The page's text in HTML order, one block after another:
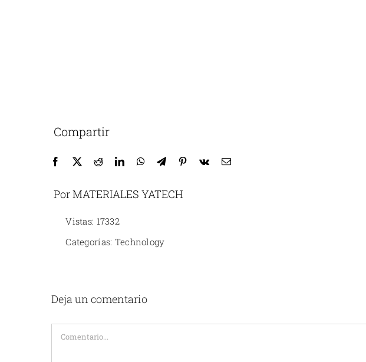
Compartir
Por MATERIALES YATECH
Vistas: 17332
Categorías: Technology
Deja un comentario
Comentario